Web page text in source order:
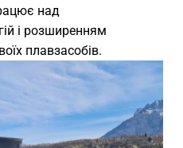
над
і розширенням
плавзасобів.